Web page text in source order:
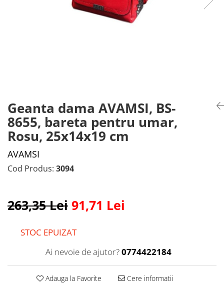
Geanta dama AVAMSI, BS-
8655, bareta pentru umar,
Rosu, 25x14x19 cm
AVAMSI
Cod Produs: 3094
263,35 Lei 91,71 Lei
STOC EPUIZAT
Ai nevoie de ajutor?0774422184
Adauga la Favorite Cere informatii